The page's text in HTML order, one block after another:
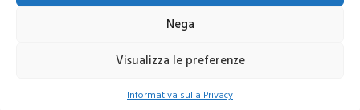
Nega
Visualizza le preferenze
Informativa sulla Privacy